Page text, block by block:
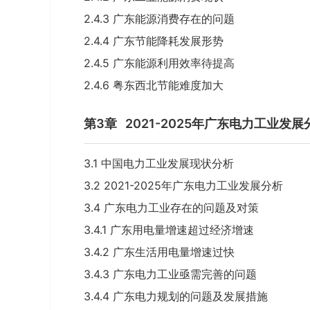
2.4.3 广东能源消费存在的问题
2.4.4 广东节能降耗发展形势
2.4.5 广东能源利用效率待提高
2.4.6 粤东西北节能难度加大
第3章 2021-2025年广东电力工业发展
3.1 中国电力工业发展现状分析
3.2 2021-2025年广东电力工业发展分析
3.4 广东电力工业存在的问题及对策
3.4.1 广东用电量增速超过经济增速
3.4.2 广东生活用电量增速过快
3.4.3 广东电力工业亟需完善的问题
3.4.4 广东电力规划的问题及发展措施